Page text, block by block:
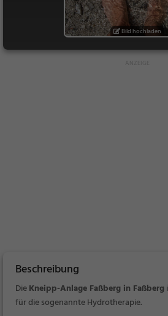
Bild hochladen
Beschreibung
DieKneipp-Anlage Faßberg in Faßberg
für die sogenannte Hydrotherapie.